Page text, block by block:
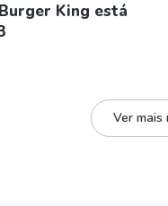
King está
Ver mais